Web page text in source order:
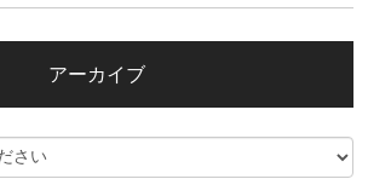
アーカイブ